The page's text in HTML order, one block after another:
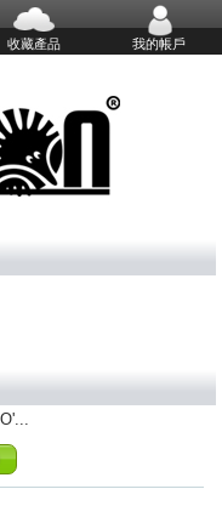
收藏產品 我的帳戶